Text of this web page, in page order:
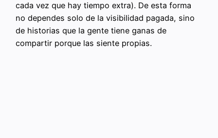
cada vez que hay tiempo extra). De esta forma
no dependes solo de la visibilidad pagada, sino
de historias que la gente tiene ganas de
compartir porque las siente propias.